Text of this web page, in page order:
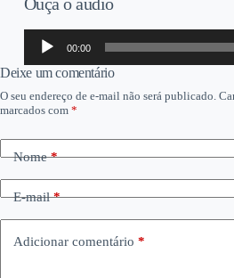
Tocador
áudio
00:00
Deixe um comentário
O seu endereço de e-mail não será publicado.
marcados com *
Nome*
E-mail*
Adicionar comentário *